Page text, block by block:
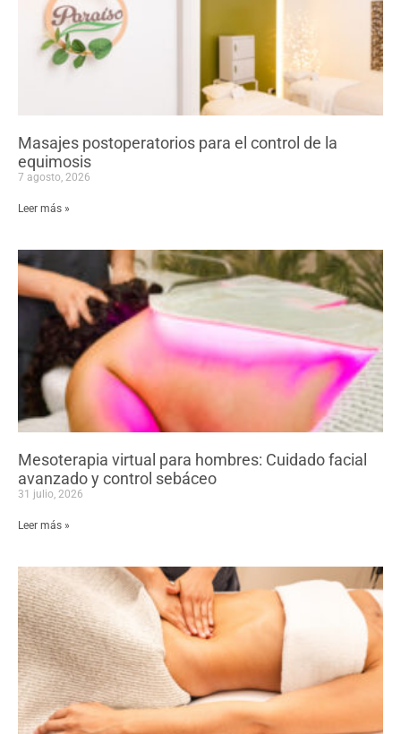
Masajes postoperatorios para el control de la
equimosis
7 agosto, 2026
Leer más »
Mesoterapia virtual para hombres: Cuidado facial
avanzado y control sebáceo
31 julio, 2026
Leer más »